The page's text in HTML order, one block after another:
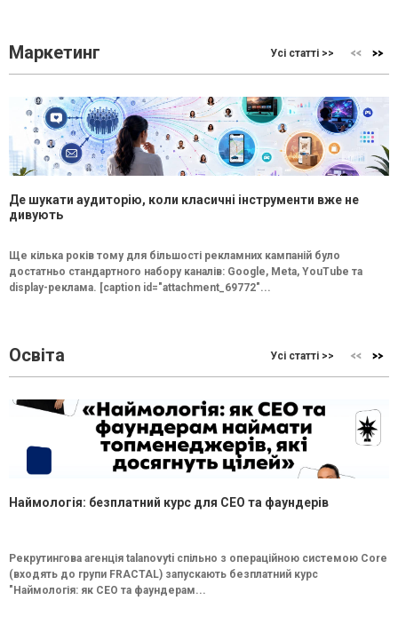
Маркетинг Усі статті >>
Де шукати аудиторію, коли класичні інструменти вже не
дивують
Ще кілька років тому для більшості рекламних кампаній було
достатньо стандартного набору каналів: Google, Meta, YouTube та
display-реклама. [caption id="attachment_69772"...
Освіта Усі статті >>
Наймологія: безплатний курс для CEO та фаундерів
Рекрутингова агенція talanovyti спільно з операційною системою Core
(входять до групи FRACTAL) запускають безплатний курс
"Наймологія: як СEO та фаундерам...